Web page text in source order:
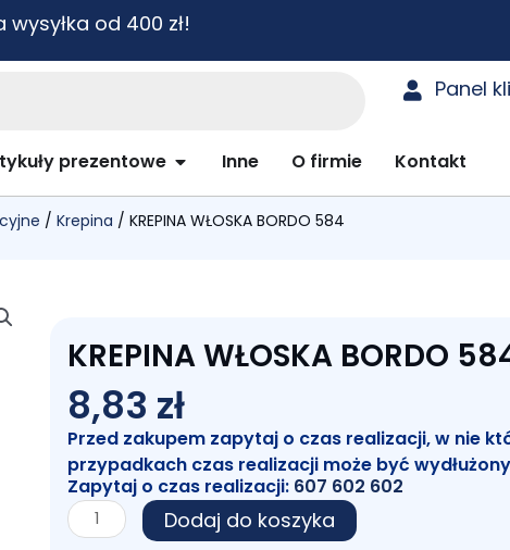
od 400 zł!
Panel
dekoracyjne
prezentowe Open Artykuły prezentowe
Inne O firmie Kontakt
/ Krepina / KREPINA WŁOSKA BORDO 584
KREPINA WŁOSKA BORDO
8,83 zł
Przed zakupem zapytaj o czas realizacji, w nie
przypadkach czas realizacji może być
Zapytaj o czas realizacji: 607 602 602
ilość
KREPINA
Dodaj do koszyka